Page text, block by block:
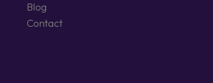
Blog
Contact